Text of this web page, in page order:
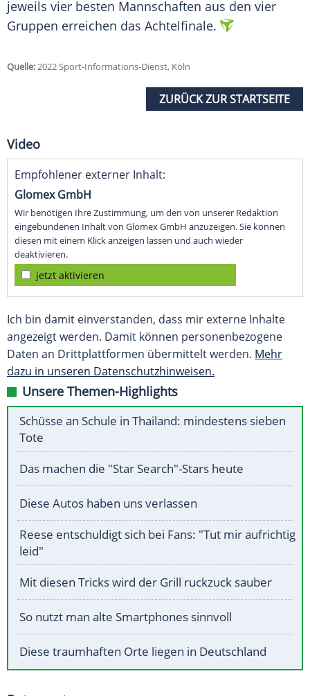
jeweils vier besten Mannschaften aus den vier
Gruppen erreichen das Achtelfinale.
Quelle:2022 Sport-Informations-Dienst, Köln
ZURÜCK ZUR STARTSEITE
Video
Empfohlener externer Inhalt:
Glomex GmbH
Wir benötigen Ihre Zustimmung, um den von unserer Redaktion
eingebundenen Inhalt von Glomex GmbH anzuzeigen. Sie können
diesen mit einem Klick anzeigen lassen und auch wieder
deaktivieren.
jetzt aktivieren
Ich bin damit einverstanden, dass mir externe Inhalte
angezeigt werden. Damit können personenbezogene
Daten an Drittplattformen übermittelt werden. Mehr
dazu in unseren Datenschutzhinweisen.
Unsere Themen-Highlights
Schüsse an Schule in Thailand: mindestens sieben
Tote
Das machen die "Star Search"-Stars heute
Diese Autos haben uns verlassen
Reese entschuldigt sich bei Fans: "Tut mir aufrichtig
leid"
Mit diesen Tricks wird der Grill ruckzuck sauber
So nutzt man alte Smartphones sinnvoll
Diese traumhaften Orte liegen in Deutschland